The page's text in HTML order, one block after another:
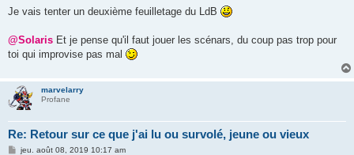
Je vais tenter un deuxième feuilletage du LdB
@Solaris Et je pense qu'il faut jouer les scénars, du coup pas trop pour
toi qui improvise pas mal
marvelarry
Profane
Re: Retour sur ce que j'ai lu ou survolé, jeune ou vieux
Mjeu. août 08, 2019 10:17 am